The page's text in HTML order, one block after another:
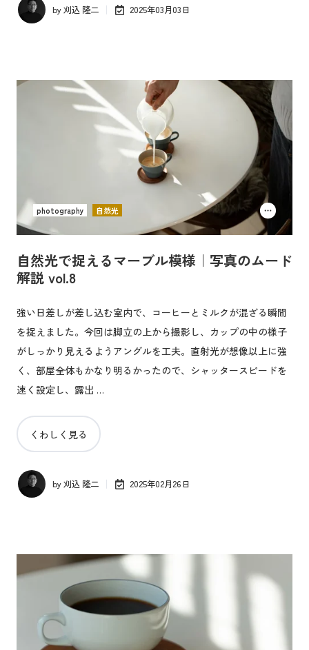
by刈込 隆二 2025年03月03日
自然光で捉えるマーブル模様｜写真のムード
解説 vol.8
強い日差しが差し込む室内で、コーヒーとミルクが混ざる瞬間
を捉えました。今回は脚立の上から撮影し、カップの中の様子
がしっかり見えるようアングルを工夫。直射光が想像以上に強
く、部屋全体もかなり明るかったので、シャッタースピードを
速く設定し、露出 …
くわしく見る
by刈込 隆二 2025年02月26日
photography 自然光